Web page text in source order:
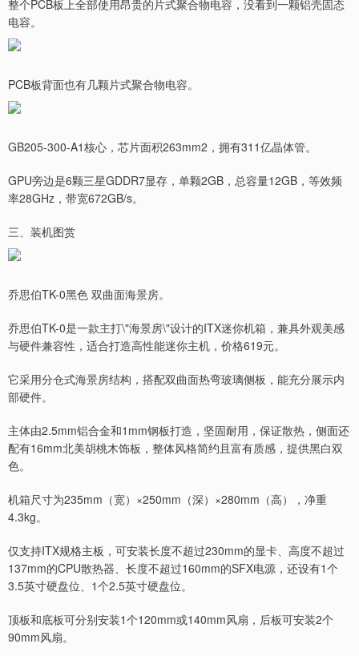
整个PCB板上全部使用昂贵的片式聚合物电容，没看到一颗铝壳固态
电容。
PCB板背面也有几颗片式聚合物电容。
GB205-300-A1核心，芯片面积263mm2，拥有311亿晶体管。
GPU旁边是6颗三星GDDR7显存，单颗2GB，总容量12GB，等效频
率28GHz，带宽672GB/s。
三、装机图赏
乔思伯TK-0黑色 双曲面海景房。
乔思伯TK-0是一款主打\"海景房\"设计的ITX迷你机箱，兼具外观美感
与硬件兼容性，适合打造高性能迷你主机，价格619元。
它采用分仓式海景房结构，搭配双曲面热弯玻璃侧板，能充分展示内
部硬件。
主体由2.5mm铝合金和1mm钢板打造，坚固耐用，保证散热，侧面还
配有16mm北美胡桃木饰板，整体风格简约且富有质感，提供黑白双
色。
机箱尺寸为235mm（宽）×250mm（深）×280mm（高），净重
4.3kg。
仅支持ITX规格主板，可安装长度不超过230mm的显卡、高度不超过
137mm的CPU散热器、长度不超过160mm的SFX电源，还设有1个
3.5英寸硬盘位、1个2.5英寸硬盘位。
顶板和底板可分别安装1个120mm或140mm风扇，后板可安装2个
90mm风扇。